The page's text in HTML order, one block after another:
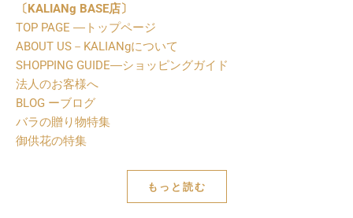
〔KALIANg BASE店〕
TOP PAGE ―トップページ
ABOUT US－KALIANgについて
SHOPPING GUIDE―ショッピングガイド
法人のお客様へ
BLOG ーブログ
バラの贈り物特集
御供花の特集
もっと読む